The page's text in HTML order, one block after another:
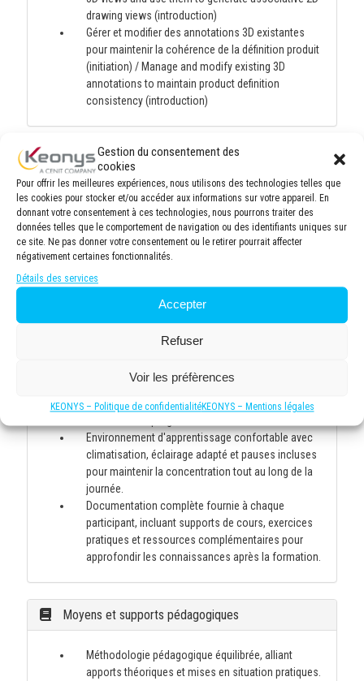
Gestion du consentement des
cookies
Pour offrir les meilleures expériences, nous utilisons des technologies telles que
les cookies pour stocker et/ou accéder aux informations sur votre appareil. En
donnant votre consentement à ces technologies, nous pourrons traiter des
données telles que le comportement de navigation ou des identifiants uniques sur
ce site. Ne pas donner votre consentement ou le retirer pourrait affecter
négativement certaines fonctionnalités.
Détails des services
Accepter
Refuser
Voir les préfèrences
KEONYS – Politique de confidentialitéKEONYS – Mentions légales
drawing views (introduction)
Gérer et modifier des annotations 3D existantes
pour maintenir la cohérence de la définition produit
(initiation) / Manage and modify existing 3D
annotations to maintain product definition
consistency (introduction)
Modalités pédagogiques
Salle de formation moderne et spacieuse, équipée
de 8 postes de travail ergonomiques avec
ordinateurs performants et connexion internet haut
débit. Vidéo projecteur haute définition pour une
Tableau blanc pour des sessions participatives.
8 personnes maximum par session en présentiel et
afin de garantir une formation de qualité, permettant
taille de groupe optimale facilite les exercices
pratiques, les discussions approfondies et un suivi
Environnement d'apprentissage confortable avec
climatisation, éclairage adapté et pauses incluses
pour maintenir la concentration tout au long de la
journée.
Documentation complète fournie à chaque
participant, incluant supports de cours, exercices
pratiques et ressources complémentaires pour
approfondir les connaissances après la formation.
Moyens et supports pédagogiques
Méthodologie pédagogique équilibrée, alliant
apports théoriques et mises en situation pratiques.